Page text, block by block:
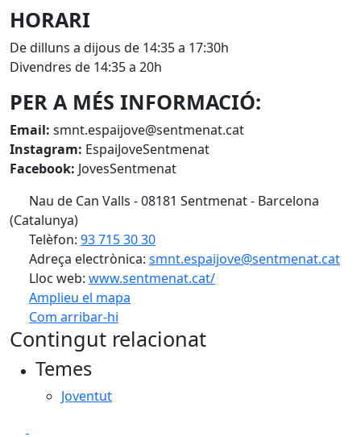
HORARI
De dilluns a dijous de 14:35 a 17:30h
Divendres de 14:35 a 20h
PER A MÉS INFORMACIÓ:
Email: smnt.espaijove@sentmenat.cat
Instagram: EspaiJoveSentmenat
Facebook: JovesSentmenat
Nau de Can Valls - 08181 Sentmenat - Barcelona
(Catalunya)
Telèfon: 93 715 30 30
Adreça electrònica: smnt.espaijove@sentmenat.cat
Lloc web: www.sentmenat.cat/
Amplieu el mapa
Com arribar-hi
+
Contingut relacionat
Temes
Joventut